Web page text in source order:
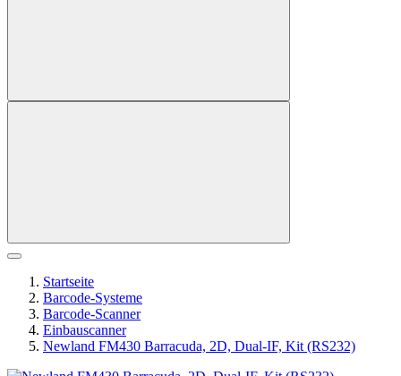
Startseite
Barcode-Systeme
Barcode-Scanner
Einbauscanner
Newland FM430 Barracuda, 2D, Dual-IF, Kit (RS232)